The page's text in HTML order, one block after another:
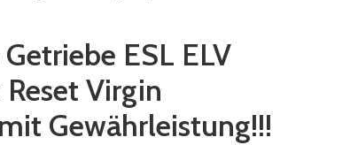
ESL ELV
Virgin
Gewährleistung!!!